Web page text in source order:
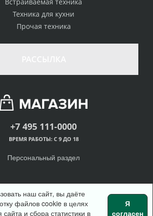
Техника для кухни
Прочая техника
+7 495 111-0000
ВРЕМЯ РАБОТЫ: С 9 ДО 18
Персональный раздел
магазин одежды, 2018
наш сайт, вы даёте
файлов cookie в целях
и сбора статистики в
Я
согласен